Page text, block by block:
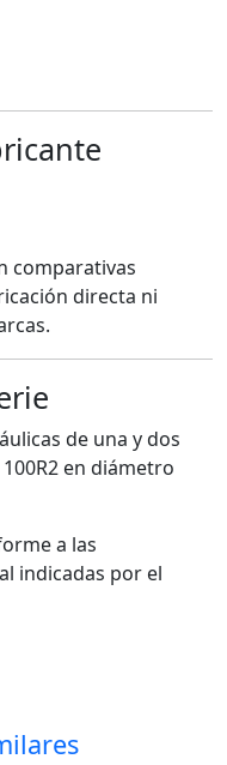
comparativas
directa ni
de una y dos
100R2 en diámetro
a las
indicadas por el